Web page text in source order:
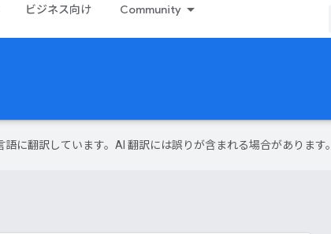
ビジネス向け Community
に翻訳しています。AI 翻訳には誤りが含まれる場合があります。